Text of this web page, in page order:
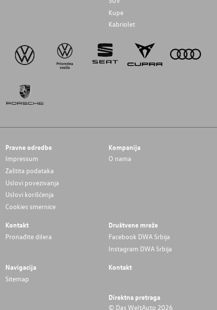
Kupe
Kabriolet
Pravne odredbe
Impressum
Zaštita podataka
Uslovi povezivanja
Uslovi korišćenja
Cookies smernice
Kompanija
O nama
Kontakt
Pronađite dilera
Društvene mreže
Facebook DWA Srbija
Instagram DWA Srbija
Navigacija
Sitemap
Kontakt
Direktna pretraga
© Das WeltAuto 2026